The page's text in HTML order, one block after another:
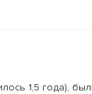
1,5 года),